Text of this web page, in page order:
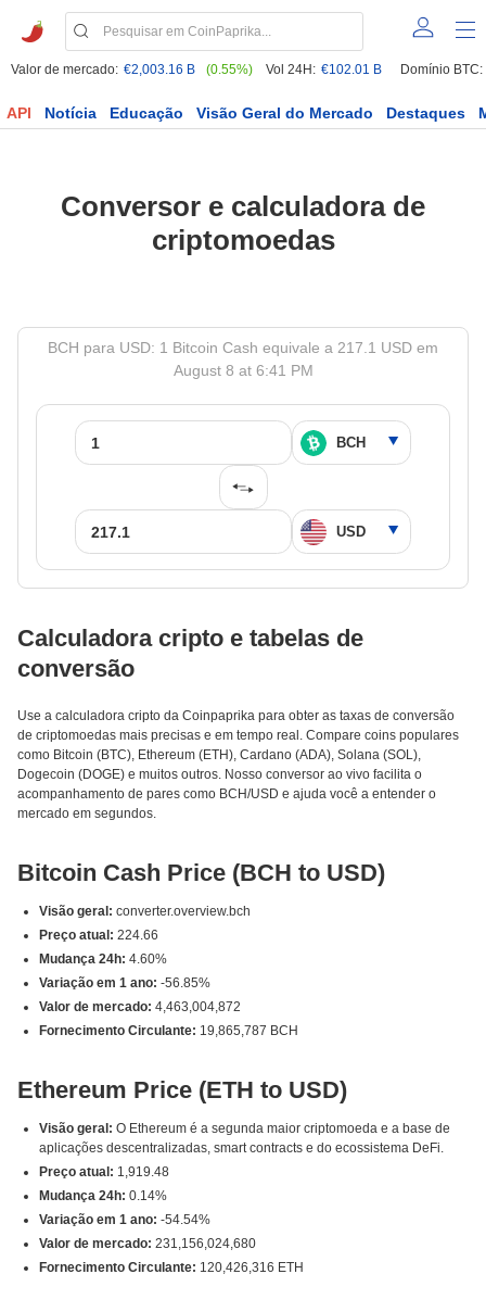
Valor de mercado: €2,003.16 B (0.55%) Vol 24H: €102.01 B Domínio BTC:
API Notícia Educação Visão Geral do Mercado Destaques
Conversor e calculadora de
criptomoedas
BCH para USD: 1 Bitcoin Cash equivale a 217.1 USD em
August 8 at 6:41 PM
Calculadora cripto e tabelas de
conversão
Use a calculadora cripto da Coinpaprika para obter as taxas de conversão
de criptomoedas mais precisas e em tempo real. Compare coins populares
como Bitcoin (BTC), Ethereum (ETH), Cardano (ADA), Solana (SOL),
Dogecoin (DOGE) e muitos outros. Nosso conversor ao vivo facilita o
acompanhamento de pares como BCH/USD e ajuda você a entender o
mercado em segundos.
Bitcoin Cash Price (BCH to USD)
Visão geral: converter.overview.bch
Preço atual: 224.66
Mudança 24h: 4.60%
Variação em 1 ano: -56.85%
Valor de mercado: 4,463,004,872
Fornecimento Circulante: 19,865,787 BCH
Ethereum Price (ETH to USD)
Visão geral: O Ethereum é a segunda maior criptomoeda e a base de
aplicações descentralizadas, smart contracts e do ecossistema DeFi.
Preço atual: 1,919.48
Mudança 24h: 0.14%
Variação em 1 ano: -54.54%
Valor de mercado: 231,156,024,680
Fornecimento Circulante: 120,426,316 ETH